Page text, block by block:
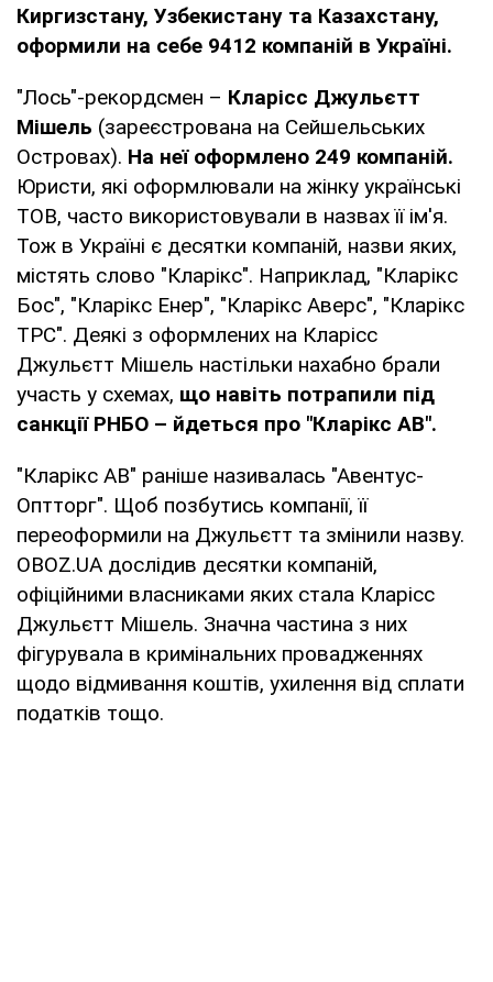
Киргизстану, Узбекистану та Казахстану,
оформили на себе 9412 компаній в Україні.
"Лось"-рекордсмен – Кларісс Джульєтт
Мішель (зареєстрована на Сейшельських
Островах). На неї оформлено 249 компаній.
Юристи, які оформлювали на жінку українські
ТОВ, часто використовували в назвах її ім'я.
Тож в Україні є десятки компаній, назви яких,
містять слово "Кларікс". Наприклад, "Кларікс
Бос", "Кларікс Енер", "Кларікс Аверс", "Кларікс
ТРС". Деякі з оформлених на Кларісс
Джульєтт Мішель настільки нахабно брали
участь у схемах, що навіть потрапили під
санкції РНБО – йдеться про "Кларікс АВ".
"Кларікс АВ" раніше називалась "Авентус-
Оптторг". Щоб позбутись компанії, її
переоформили на Джульєтт та змінили назву.
OBOZ.UA дослідив десятки компаній,
офіційними власниками яких стала Кларісс
Джульєтт Мішель. Значна частина з них
фігурувала в кримінальних провадженнях
щодо відмивання коштів, ухилення від сплати
податків тощо.